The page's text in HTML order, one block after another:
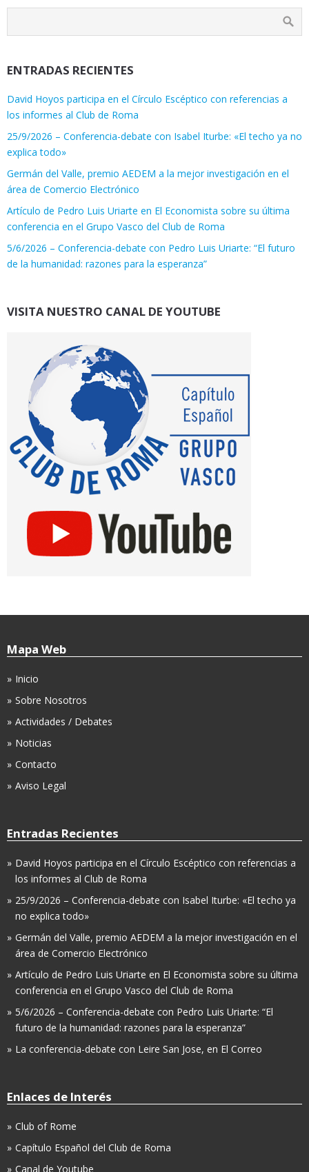
ENTRADAS RECIENTES
David Hoyos participa en el Círculo Escéptico con referencias a
los informes al Club de Roma
25/9/2026 – Conferencia-debate con Isabel Iturbe: «El techo ya no
explica todo»
Germán del Valle, premio AEDEM a la mejor investigación en el
área de Comercio Electrónico
Artículo de Pedro Luis Uriarte en El Economista sobre su última
conferencia en el Grupo Vasco del Club de Roma
5/6/2026 – Conferencia-debate con Pedro Luis Uriarte: “El futuro
de la humanidad: razones para la esperanza”
VISITA NUESTRO CANAL DE YOUTUBE
Mapa Web
Inicio
Sobre Nosotros
Actividades / Debates
Noticias
Contacto
Aviso Legal
Entradas Recientes
David Hoyos participa en el Círculo Escéptico con referencias a
los informes al Club de Roma
25/9/2026 – Conferencia-debate con Isabel Iturbe: «El techo ya
no explica todo»
Germán del Valle, premio AEDEM a la mejor investigación en el
área de Comercio Electrónico
Artículo de Pedro Luis Uriarte en El Economista sobre su última
conferencia en el Grupo Vasco del Club de Roma
5/6/2026 – Conferencia-debate con Pedro Luis Uriarte: “El
futuro de la humanidad: razones para la esperanza”
La conferencia-debate con Leire San Jose, en El Correo
Enlaces de Interés
Club of Rome
Capítulo Español del Club de Roma
Canal de Youtube